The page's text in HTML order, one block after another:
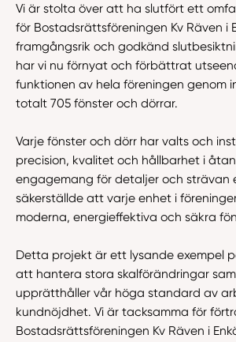
Vi är stolta över att ha slutfört ett
för Bostadsrättsföreningen Kv Räven i
framgångsrik och godkänd
har vi nu förnyat och förbättrat
funktionen av hela föreningen genom
totalt 705 fönster och dörrar.
Varje fönster och dörr har valts och
precision, kvalitet och hållbarhet i
engagemang för detaljer och strävan
säkerställde att varje enhet i
moderna, energieffektiva och säkra
Detta projekt är ett lysande exempel
att hantera stora skalförändringar
upprätthåller vår höga standard av
kundnöjdhet. Vi är tacksamma för
Bostadsrättsföreningen Kv Räven i